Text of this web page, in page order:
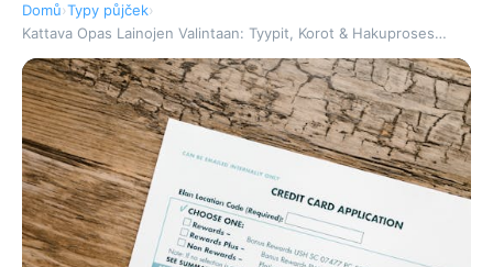
Domů›Typy půjček›
Kattava Opas Lainojen Valintaan: Tyypit, Korot & Hakuproses…